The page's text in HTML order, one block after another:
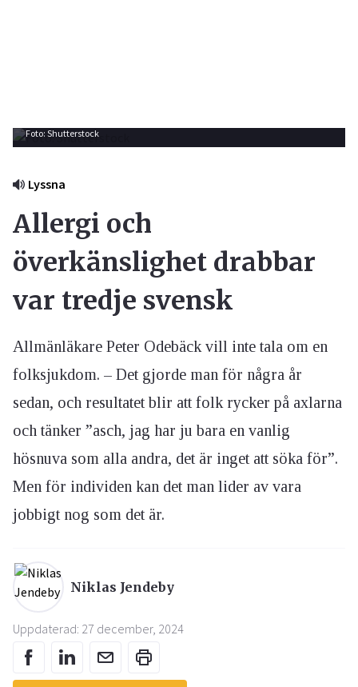
Foto: Shutterstock
Lyssna
Allergi och
överkänslighet drabbar
var tredje svensk
Allmänläkare Peter Odebäck vill inte tala om en
folksjukdom. – Det gjorde man för några år
sedan, och resultatet blir att folk rycker på axlarna
och tänker ”asch, jag har ju bara en vanlig
hösnuva som alla andra, det är inget att söka för”.
Men för individen kan det man lider av vara
jobbigt nog som det är.
Niklas Jendeby
Uppdaterad: 27 december, 2024